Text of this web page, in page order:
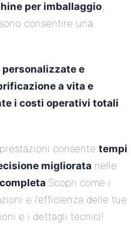
per imballaggio,
consentire una
e
a vita e
i costi operativi totali
consente tempi
migliorata nelle
.Scopri come i
e l’efficienza delle tue
e i dettagli tecnici!